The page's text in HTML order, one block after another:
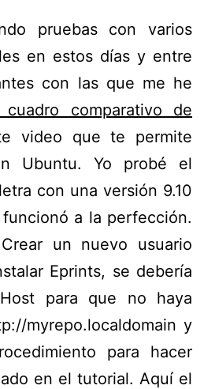
pruebas con varios
en estos días y entre
con las que me he
cuadro comparativo de
video que te permite
Ubuntu. Yo probé el
con una versión 9.10
a la perfección.
un nuevo usuario
Eprints, se debería
para que no haya
myrepo.localdomain y
para hacer
en el tutorial. Aquí el